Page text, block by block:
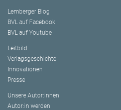
Lemberger Blog
BVL auf Facebook
BVL auf Youtube
Leitbild
Verlagsgeschichte
Innovationen
Presse
Unsere Autor:innen
Autor:in werden